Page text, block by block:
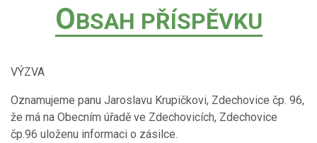
OBSAH PŘÍSPĚVKU
VÝZVA
Oznamujeme panu Jaroslavu Krupičkovi, Zdechovice čp. 96,
že má na Obecním úřadě ve Zdechovicích, Zdechovice
čp.96 uloženu informaci o zásilce.